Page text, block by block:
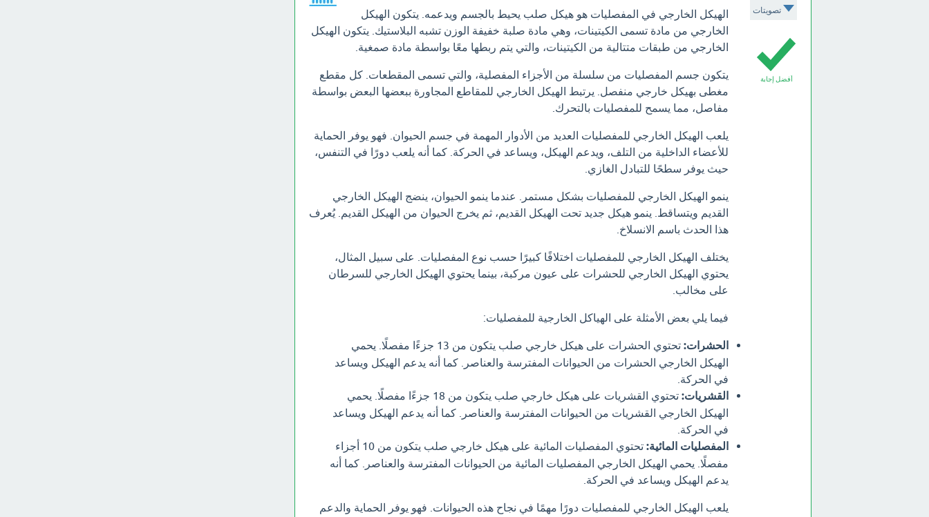
تصويتات
أفضل إجابة
الهيكل الخارجي في المفصليات هو هيكل صلب يحيط بالجسم ويدعمه. يتكون الهيكل
الخارجي من مادة تسمى الكيتينات، وهي مادة صلبة خفيفة الوزن تشبه البلاستيك. يتكون الهيكل
الخارجي من طبقات متتالية من الكيتينات، والتي يتم ربطها معًا بواسطة مادة صمغية.
يتكون جسم المفصليات من سلسلة من الأجزاء المفصلية، والتي تسمى المقطعات. كل مقطع
مغطى بهيكل خارجي منفصل. يرتبط الهيكل الخارجي للمقاطع المجاورة ببعضها البعض بواسطة
مفاصل، مما يسمح للمفصليات بالتحرك.
يلعب الهيكل الخارجي للمفصليات العديد من الأدوار المهمة في جسم الحيوان. فهو يوفر الحماية
للأعضاء الداخلية من التلف، ويدعم الهيكل، ويساعد في الحركة. كما أنه يلعب دورًا في التنفس،
حيث يوفر سطحًا للتبادل الغازي.
ينمو الهيكل الخارجي للمفصليات بشكل مستمر. عندما ينمو الحيوان، ينضج الهيكل الخارجي
القديم ويتساقط. ينمو هيكل جديد تحت الهيكل القديم، ثم يخرج الحيوان من الهيكل القديم. يُعرف
هذا الحدث باسم الانسلاخ.
يختلف الهيكل الخارجي للمفصليات اختلافًا كبيرًا حسب نوع المفصليات. على سبيل المثال،
يحتوي الهيكل الخارجي للحشرات على عيون مركبة، بينما يحتوي الهيكل الخارجي للسرطان
على مخالب.
فيما يلي بعض الأمثلة على الهياكل الخارجية للمفصليات:
الحشرات:
تحتوي الحشرات على هيكل خارجي صلب يتكون من 13 جزءًا مفصلًا. يحمي
الهيكل الخارجي الحشرات من الحيوانات المفترسة والعناصر. كما أنه يدعم الهيكل ويساعد
في الحركة.
القشريات:
تحتوي القشريات على هيكل خارجي صلب يتكون من 18 جزءًا مفصلًا. يحمي
الهيكل الخارجي القشريات من الحيوانات المفترسة والعناصر. كما أنه يدعم الهيكل ويساعد
في الحركة.
المفصليات المائية:
تحتوي المفصليات المائية على هيكل خارجي صلب يتكون من 10 أجزاء
مفصلًا. يحمي الهيكل الخارجي المفصليات المائية من الحيوانات المفترسة والعناصر. كما أنه
يدعم الهيكل ويساعد في الحركة.
يلعب الهيكل الخارجي للمفصليات دورًا مهمًا في نجاح هذه الحيوانات. فهو يوفر الحماية والدعم